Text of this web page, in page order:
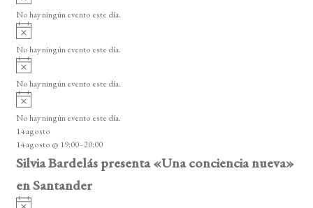
o
v
i
o
No hay ningún evento este día.
A
v
i
o
No hay ningún evento este día.
A
v
i
o
No hay ningún evento este día.
A
v
i
s
o
No hay ningún evento este día.
14 agosto
14 agosto @ 19:00-20:00
Silvia Bardelás presenta «Una conciencia nueva»
en Santander
A